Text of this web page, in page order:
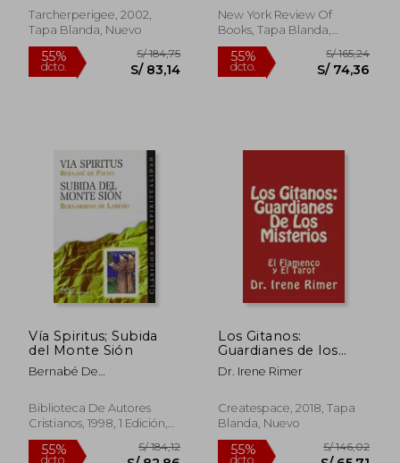
55%
dcto.
S/ 295,33
S/ 132,90 dcto.
Hans Urs
Tarcherperigee, 2002,
Tapa Blanda, Nuevo
New York Review Of
Books, Tapa Blanda,
Nuevo
Vía Spiritus; Subida
del Monte Sión
Bernabé De
Laredo
Biblioteca De Autores
Cristianos, 1998, 1 Edición,
Tapa Blanda, Nuevo
Los Gitanos:
Guardianes de los
Misterios: El
Flamenco y el Tarot
Dr. Irene Rimer
Createspace, 2018, Tapa
Blanda, Nuevo